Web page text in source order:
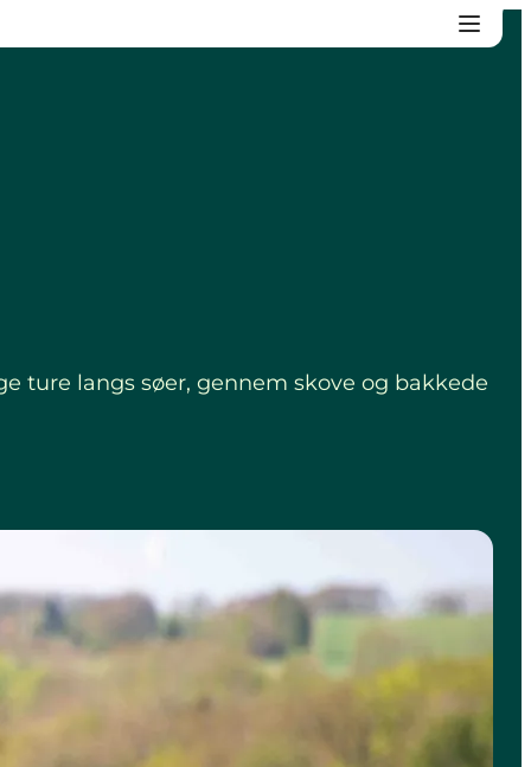
ture langs søer, gennem skove og bakkede